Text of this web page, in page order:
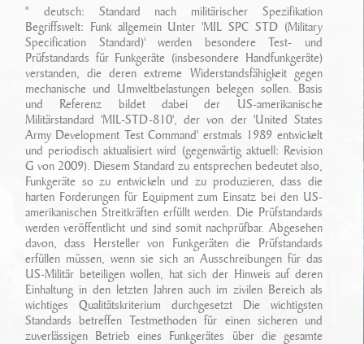
Ansprechpartner
Stellenangebote
Referenzen
Geschichte
Standort/ Anfahrt
Sonderfahrzeugbau
Leistungen
Eigenentwicklungen
Zubehör
Technikarchiv
Wichtige Links
" deutsch: Standard nach militärischer Spezifikation
Begriffswelt: Funk allgemein Unter 'MIL SPC STD (Military
Specification Standard)' werden besondere Test- und
Prüfstandards für Funkgeräte (insbesondere Handfunkgeräte)
verstanden, die deren extreme Widerstandsfähigkeit gegen
mechanische und Umweltbelastungen belegen sollen. Basis
und Referenz bildet dabei der US-amerikanische
Militärstandard 'MIL-STD-810', der von der 'United States
Army Development Test Command' erstmals 1989 entwickelt
und periodisch aktualisiert wird (gegenwärtig aktuell: Revision
G von 2009). Diesem Standard zu entsprechen bedeutet also,
Funkgeräte so zu entwickeln und zu produzieren, dass die
harten Forderungen für Equipment zum Einsatz bei den US-
amerikanischen Streitkräften erfüllt werden. Die Prüfstandards
werden veröffentlicht und sind somit nachprüfbar. Abgesehen
davon, dass Hersteller von Funkgeräten die Prüfstandards
erfüllen müssen, wenn sie sich an Ausschreibungen für das
US-Militär beteiligen wollen, hat sich der Hinweis auf deren
Einhaltung in den letzten Jahren auch im zivilen Bereich als
wichtiges Qualitätskriterium durchgesetzt Die wichtigsten
Standards betreffen Testmethoden für einen sicheren und
zuverlässigen Betrieb eines Funkgerätes über die gesamte